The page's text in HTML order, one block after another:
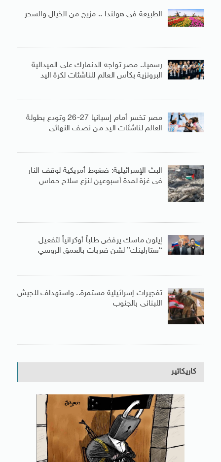
الطبيعة فى هولندا .. مزيج من الخيال والسحر
رسميا.. مصر تواجه الدنمارك على الميدالية
البرونزية بكأس العالم للناشئات لكرة اليد
مصر تخسر أمام إسبانيا 27-26 وتودع بطولة
العالم لناشئات اليد من نصف النهائى
البث الإسرائيلية: ضغوط أمريكية لوقف النار
فى غزة لمدة أسبوعين لنزع سلاح حماس
إيلون ماسك يرفض طلباً أوكرانياً لتفعيل
“ستارلينك” لشن ضربات بالعمق الروسي
تفجيرات إسرائيلية مستمرة.. واستهداف للجيش
اللبنانى بالجنوب
كاريكاتير